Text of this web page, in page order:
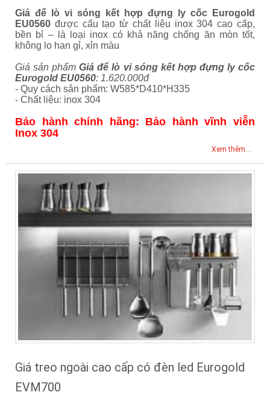
Giá để lò vi sóng kết hợp đựng ly cốc Eurogold
EU0560 được cấu tạo từ chất liệu inox 304 cao cấp,
bền bỉ – là loại inox có khả năng chống ăn mòn tốt,
không lo han gỉ, xỉn màu
Giá sản phẩmGiá để lò vi sóng kết hợp đựng ly cốc
Eurogold EU0560: 1.620.000đ
- Quy cách sản phẩm: W585*D410*H335
- Chất liệu: inox 304
Bảo hành chính hãng: Bảo hành vĩnh viễn
Inox 304
Xem thêm...
Giá treo ngoài cao cấp có đèn led Eurogold
EVM700